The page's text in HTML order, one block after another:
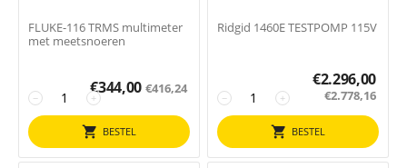
FLUKE-116 TRMS multimeter
met meetsnoeren
+
−
€344,00 €416,24
BESTEL
Ridgid 1460E TESTPOMP 115V
+
−
€2.296,00
€2.778,16
BESTEL